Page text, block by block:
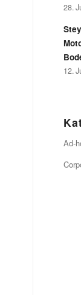
28.
12.
Ad-